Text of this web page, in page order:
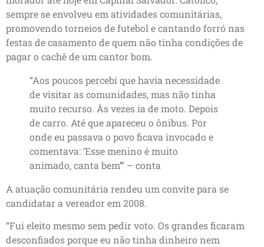
sempre se envolveu em atividades comunitárias,
promovendo torneios de futebol e cantando forró nas
festas de casamento de quem não tinha condições de
pagar o cachê de um cantor bom.
“Aos poucos percebi que havia necessidade
de visitar as comunidades, mas não tinha
muito recurso. Às vezes ia de moto. Depois
de carro. Até que apareceu o ônibus. Por
onde eu passava o povo ficava invocado e
comentava: ‘Esse menino é muito
animado, canta bem’” – conta
A atuação comunitária rendeu um convite para se
candidatar a vereador em 2008.
“Fui eleito mesmo sem pedir voto. Os grandes ficaram
desconfiados porque eu não tinha dinheiro nem